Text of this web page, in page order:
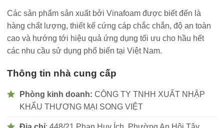
Các sản phẩm sản xuất bởi Vinafoam được biết đến là
hàng chất lượng, thiết kế cứng cáp chắc chắn, độ an toàn
cao và hướng tới hiệu quả ứng dụng tối ưu cho hầu hết
các nhu cầu sử dụng phổ biến tại Việt Nam.
Thông tin nhà cung cấp
Phòng kinh doanh: CÔNG TY TNHH XUẤT NHẬP
KHẨU THƯƠNG MẠI SONG VIỆT